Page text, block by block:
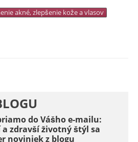
akné, zlepšenie kože a vlasov
do Vášho e-mailu:
zdravší životný štýl sa
noviniek z blogu